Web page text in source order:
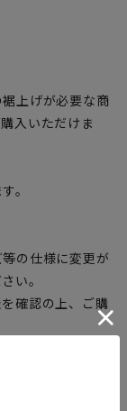
上げが必要な商
入いただけま
。
の仕様に変更が
い。
確認の上、ご購
承ください。
おります。一